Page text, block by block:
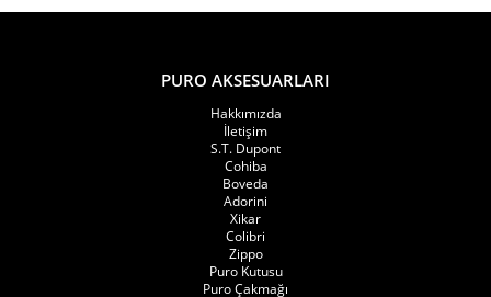
Puro Aksesuarları kategorilerinde yer alan humidor, puro kutusu,
elektronik humidor, puro kesici, küllük ve aksesuar setleriyle
birlikte değerlendirildiğinde çakmak kategorisi; premium
aksesuar dünyasının en önemli tamamlayıcı ürün gruplarından
Tek Alevli (Single Torch) Çakmak Modelleri
PURO AKSESUARLARI
Hakkımızda
İletişim
S.T. Dupont
Cohiba
Boveda
Adorini
Xikar
Colibri
Zippo
Puro Kutusu
Puro Çakmağı